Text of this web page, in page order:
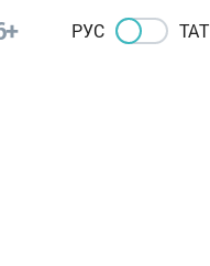
РУС ТАТ